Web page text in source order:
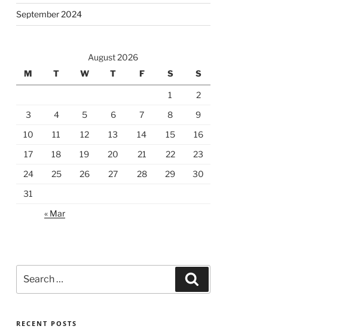
September 2024
August 2026
M
T W T F S S
1
2
3
4 5 6 7 8
9
10
11 12 13 14 15
16
17
18 19 20 21 22
23
24
25 26 27 28 29
30
31
« Mar
for:
RECENT POSTS